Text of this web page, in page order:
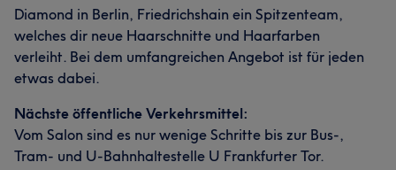
Diamond in Berlin, Friedrichshain ein Spitzenteam,
welches dir neue Haarschnitte und Haarfarben
verleiht. Bei dem umfangreichen Angebot ist für jeden
etwas dabei.
Nächste öffentliche Verkehrsmittel:
Vom Salon sind es nur wenige Schritte bis zur Bus-,
Tram- und U-Bahnhaltestelle U Frankfurter Tor.